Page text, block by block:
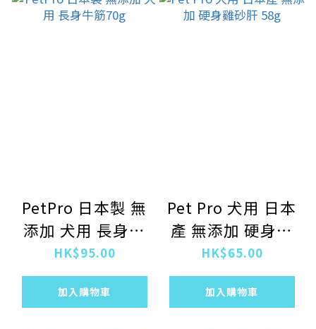
PetPro 日本製 無
添加 犬用 長身牛
筋70g
HK$95.00
加入購物車
Pet Pro 犬用 日本
產 無添加 硬身雞
砂肝 58g
HK$65.00
加入購物車